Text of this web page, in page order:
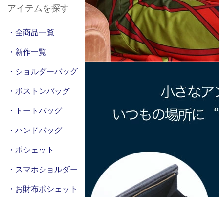
アイテムを探す
・全商品一覧
・新作一覧
・ショルダーバッグ
・ボストンバッグ
・トートバッグ
・ハンドバッグ
・ポシェット
・スマホショルダー
・お財布ポシェット